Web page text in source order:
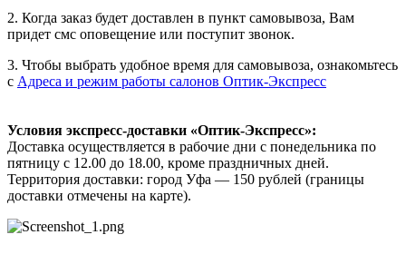
2. Когда заказ будет доставлен в пункт самовывоза, Вам
придет смс оповещение или поступит звонок.
3. Чтобы выбрать удобное время для самовывоза, ознакомьтесь
с Адреса и режим работы салонов Оптик-Экспресс
Условия экспресс-доставки «Оптик-Экспресс»:
Доставка осуществляется в рабочие дни с понедельника по
пятницу с 12.00 до 18.00, кроме праздничных дней.
Территория доставки: город Уфа — 150 рублей (границы
доставки отмечены на карте).